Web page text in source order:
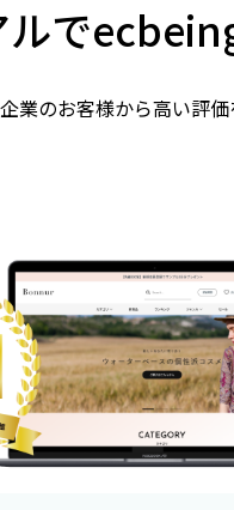
ルで
業のお客様から高い評